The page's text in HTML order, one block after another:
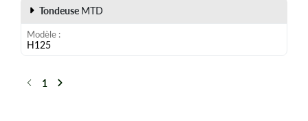
Tondeuse MTD
Modèle
H125
Précédent
1 Suivant